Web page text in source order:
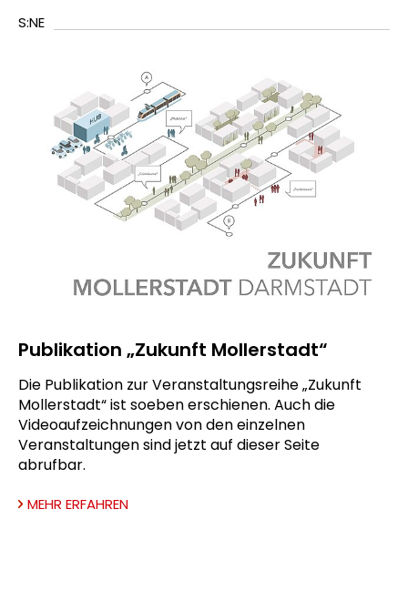
S:NE
Publikation „Zukunft Mollerstadt“
Die Publikation zur Veranstaltungsreihe „Zukunft
Mollerstadt“ ist soeben erschienen. Auch die
Videoaufzeichnungen von den einzelnen
Veranstaltungen sind jetzt auf dieser Seite
abrufbar.
MEHR ERFAHREN